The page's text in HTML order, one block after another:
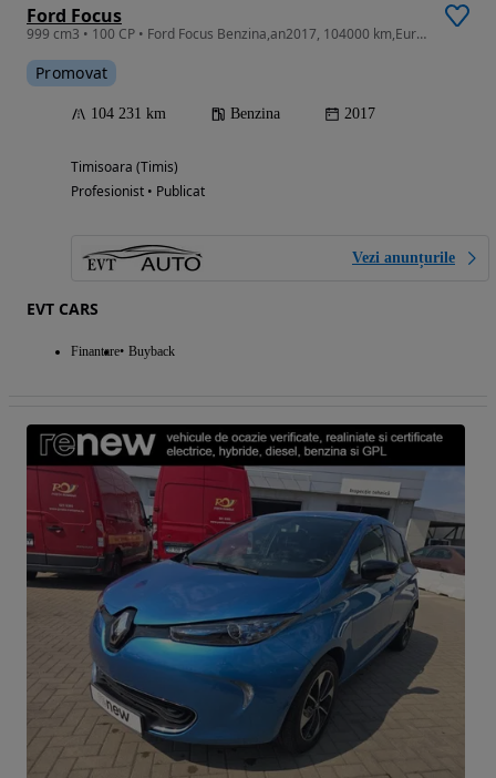
Ford Focus
999 cm3 • 100 CP • Ford Focus Benzina,an2017, 104000 km,Euro6
Promovat
104 231 km Benzina 2017
Timisoara (Timis)
Profesionist • Publicat
Vezi anunțurile
EVT CARS
Finantare Buyback